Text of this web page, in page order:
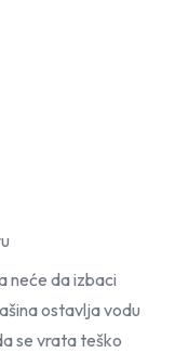
neće da izbaci
ostavlja vodu
se vrata teško